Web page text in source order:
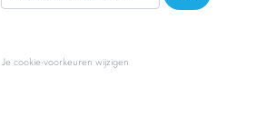
Je cookie-voorkeuren wijzigen